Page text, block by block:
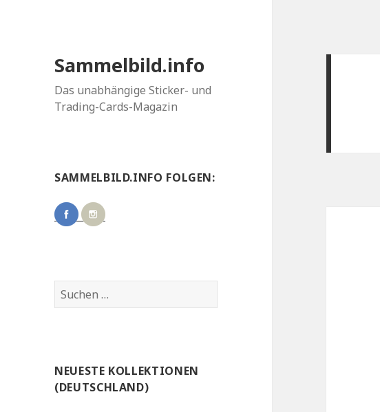
Sammelbild.info
Das unabhängige Sticker- und
Trading-Cards-Magazin
SAMMELBILD.INFO FOLGEN:
Suchen
nach:
NEUESTE KOLLEKTIONEN
(DEUTSCHLAND)